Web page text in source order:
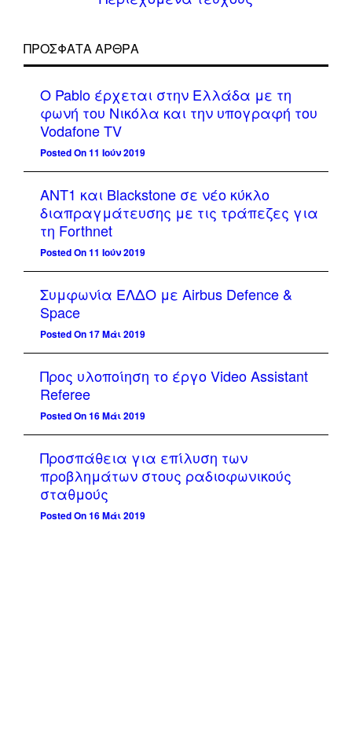
ΠΡΌΣΦΑΤΑ ΆΡΘΡΑ
Ο Pablo έρχεται στην Ελλάδα με τη
φωνή του Νικόλα και την υπογραφή του
Vodafone TV
Posted On 11 Ιούν 2019
ΑΝΤ1 και Blackstone σε νέο κύκλο
διαπραγμάτευσης με τις τράπεζες για
τη Forthnet
Posted On 11 Ιούν 2019
Συμφωνία ΕΛΔΟ με Airbus Defence &
Space
Posted On 17 Μάι 2019
Προς υλοποίηση το έργο Video Assistant
Referee
Posted On 16 Μάι 2019
Προσπάθεια για επίλυση των
προβλημάτων στους ραδιοφωνικούς
σταθμούς
Posted On 16 Μάι 2019